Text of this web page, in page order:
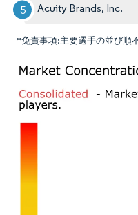
Acuity Brands, Inc.
*免責事項:主要選手の並び順